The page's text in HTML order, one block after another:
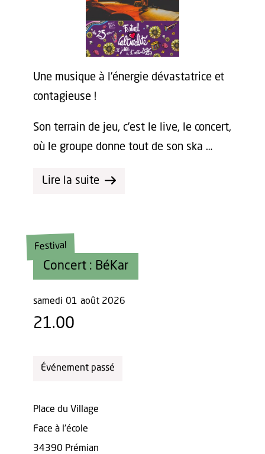
Une musique à l’énergie dévastatrice et
contagieuse !
Son terrain de jeu, c’est le live, le concert,
où le groupe donne tout de son ska …
Lire la suite
Concert : BéKar
Festival
samedi 01 août 2026
21.00
Événement passé
Place du Village
Face à l'école
34390 Prémian